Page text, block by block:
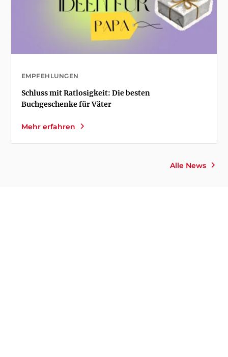
Alle News
EMPFEHLUNGEN
Schluss mit Ratlosigkeit: Die besten
Buchgeschenke für Väter
Mehr erfahren